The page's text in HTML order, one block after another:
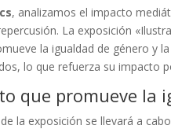
, analizamos el impacto
La exposición
la igualdad de género y
lo que refuerza su impacto
que promueve la
la exposición se llevará a